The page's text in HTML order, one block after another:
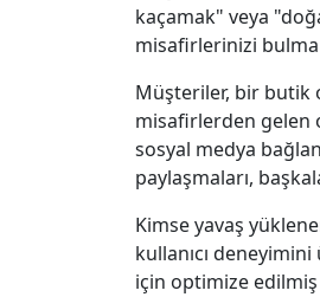
kaçamak" veya
misafirlerinizi bulma
Müşteriler, bir butik
misafirlerden gelen
sosyal medya
paylaşmaları,
Kimse yavaş
kullanıcı
için optimize edilmiş